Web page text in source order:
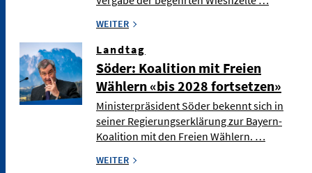
WEITER
Landtag
Söder: Koalition mit Freien
Wählern «bis 2028 fortsetzen»
Ministerpräsident Söder bekennt sich in
seiner Regierungserklärung zur Bayern-
Koalition mit den Freien Wählern. …
WEITER